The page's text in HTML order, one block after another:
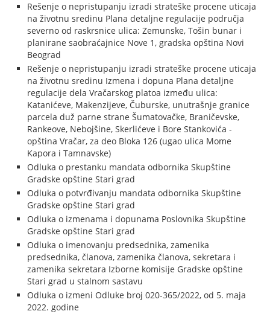
Rešenje o nepristupanju izradi strateške procene uticaja
na životnu sredinu Plana detaljne regulacije područja
severno od raskrsnice ulica: Zemunske, Tošin bunar i
planirane saobraćajnice Nove 1, gradska opština Novi
Beograd
Rešenje o nepristupanju izradi strateške procene uticaja
na životnu sredinu Izmena i dopuna Plana detaljne
regulacije dela Vračarskog platoa između ulica:
Katanićeve, Makenzijeve, Čuburske, unutrašnje granice
parcela duž parne strane Šumatovačke, Braničevske,
Rankeove, Nebojšine, Skerlićeve i Bore Stankovića -
opština Vračar, za deo Bloka 126 (ugao ulica Mome
Kapora i Tamnavske)
Odluka o prestanku mandata odbornika Skupštine
Gradske opštine Stari grad
Odluka o potvrđivanju mandata odbornika Skupštine
Gradske opštine Stari grad
Odluka o izmenama i dopunama Poslovnika Skupštine
Gradske opštine Stari grad
Odluka o imenovanju predsednika, zamenika
predsednika, članova, zamenika članova, sekretara i
zamenika sekretara Izborne komisije Gradske opštine
Stari grad u stalnom sastavu
Odluka o izmeni Odluke broj 020-365/2022, od 5. maja
2022. godine